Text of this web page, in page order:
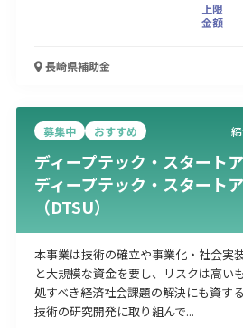
上限
金額
長崎県補助金
募集中 おすすめ
ディープテック・スタート
ディープテック・スタート
（DTSU）
本事業は技術の確立や事業化・社会実
と大規模な資金を要し、リスクは高い
処すべき経済社会課題の解決にも資す
技術の研究開発に取り組んで...